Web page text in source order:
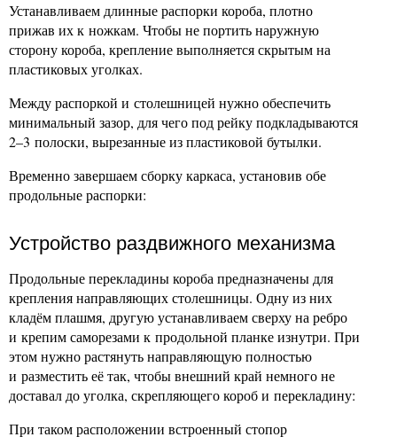
Устанавливаем длинные распорки короба, плотно
прижав их к ножкам. Чтобы не портить наружную
сторону короба, крепление выполняется скрытым на
пластиковых уголках.
Между распоркой и столешницей нужно обеспечить
минимальный зазор, для чего под рейку подкладываются
2–3 полоски, вырезанные из пластиковой бутылки.
Временно завершаем сборку каркаса, установив обе
продольные распорки:
Устройство раздвижного механизма
Продольные перекладины короба предназначены для
крепления направляющих столешницы. Одну из них
кладём плашмя, другую устанавливаем сверху на ребро
и крепим саморезами к продольной планке изнутри. При
этом нужно растянуть направляющую полностью
и разместить её так, чтобы внешний край немного не
доставал до уголка, скрепляющего короб и перекладину:
При таком расположении встроенный стопор